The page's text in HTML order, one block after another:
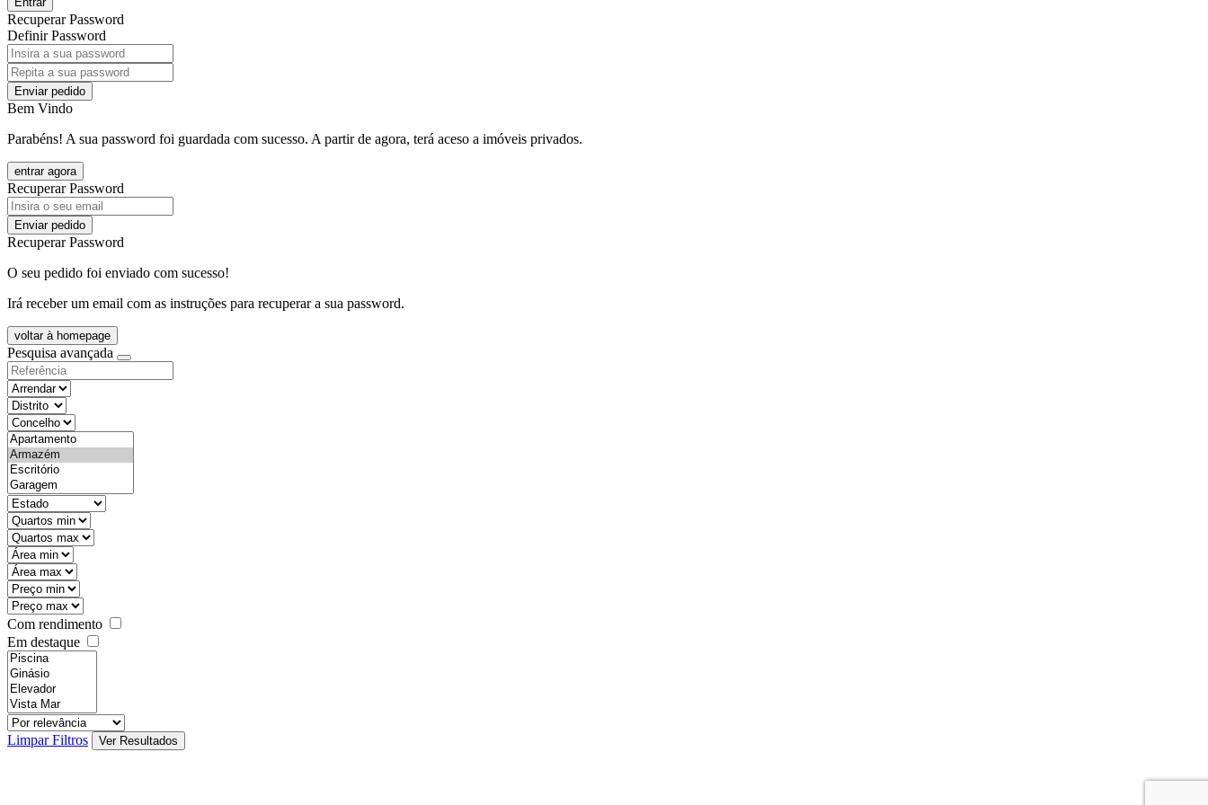
Recuperar Password
Definir Password
Enviar pedido
Bem Vindo
Parabéns! A sua password foi guardada com sucesso. A partir de agora, terá aceso a imóveis privados.
entrar agora
Recuperar Password
Enviar pedido
Recuperar Password
O seu pedido foi enviado com sucesso!
Irá receber um email com as instruções para recuperar a sua password.
voltar à homepage
Pesquisa avançada
objective
districtId
countyId
types
state
mintypo
maxtypo
minarea
maxarea
minprice
maxprice
Com rendimento
Em destaque
features
realestateOrder
Limpar Filtros
Ver Resultados